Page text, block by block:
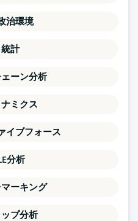
治環境
計
ーン分析
ミクス
イブフォース
分析
ーキング
プ分析